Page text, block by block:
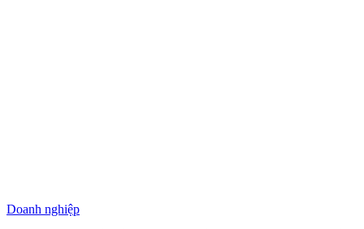
Doanh nghiệp